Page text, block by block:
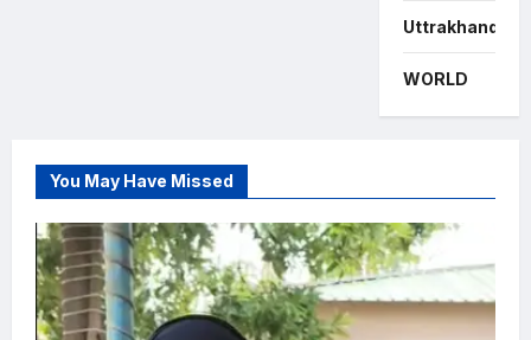
Uttrakhand
WORLD
You May Have Missed